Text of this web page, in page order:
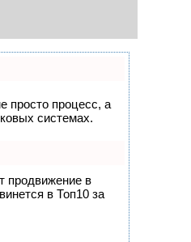
просто процесс, а
системах.
продвижение в
в Топ10 за